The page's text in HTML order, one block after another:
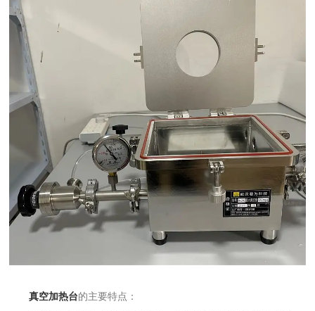
真空加热台的主要特点：